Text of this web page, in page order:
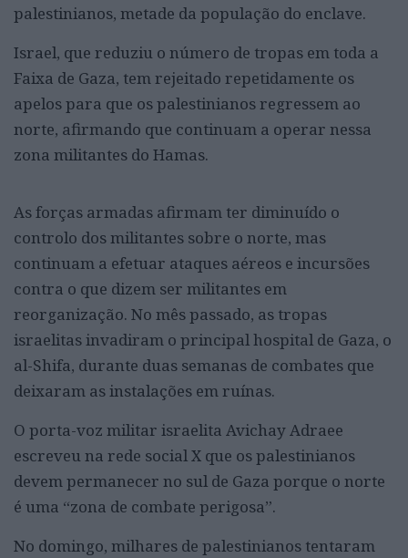
palestinianos, metade da população do enclave.
Israel, que reduziu o número de tropas em toda a
Faixa de Gaza, tem rejeitado repetidamente os
apelos para que os palestinianos regressem ao
norte, afirmando que continuam a operar nessa
zona militantes do Hamas.
As forças armadas afirmam ter diminuído o
controlo dos militantes sobre o norte, mas
continuam a efetuar ataques aéreos e incursões
contra o que dizem ser militantes em
reorganização. No mês passado, as tropas
israelitas invadiram o principal hospital de Gaza, o
al-Shifa, durante duas semanas de combates que
deixaram as instalações em ruínas.
O porta-voz militar israelita Avichay Adraee
escreveu na rede social X que os palestinianos
devem permanecer no sul de Gaza porque o norte
é uma “zona de combate perigosa”.
No domingo, milhares de palestinianos tentaram